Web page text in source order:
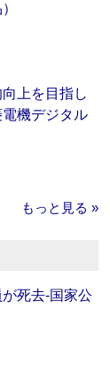
上を目指し
機デジタル
もっと見る »
死去‐国家公